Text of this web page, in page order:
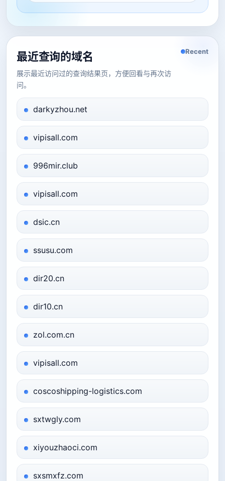
最近查询的域名
展示最近访问过的查询结果页，方便回看与再次访
问。
Recent
darkyzhou.net
vipisall.com
996mir.club
vipisall.com
dsic.cn
ssusu.com
dir20.cn
dir10.cn
zol.com.cn
vipisall.com
coscoshipping-logistics.com
sxtwgly.com
xiyouzhaoci.com
sxsmxfz.com